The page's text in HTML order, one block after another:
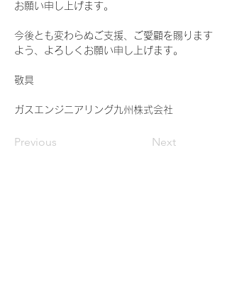
お願い申し上げます。
今後とも変わらぬご支援、ご愛顧を賜ります
よう、よろしくお願い申し上げます。
敬具
ガスエンジニアリング九州株式会社
Previous Next